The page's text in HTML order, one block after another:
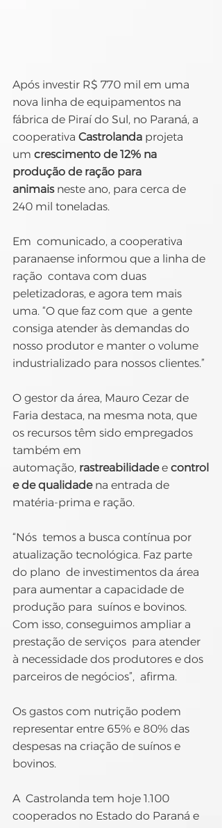
Após investir R$ 770 mil em uma
nova linha de equipamentos na
fábrica de Piraí do Sul, no Paraná, a
cooperativa Castrolanda projeta
um crescimento de 12% na
produção de ração para
animais neste ano, para cerca de
240 mil toneladas.
Em  comunicado, a cooperativa
paranaense informou que a linha de
ração  contava com duas
peletizadoras, e agora tem mais
uma. “O que faz com que  a gente
consiga atender às demandas do
nosso produtor e manter o volume
industrializado para nossos clientes.”
O gestor da área, Mauro Cezar de
Faria destaca, na mesma nota, que
os recursos têm sido empregados
também em
automação, rastreabilidade e control
e de qualidade na entrada de
matéria-prima e ração.
“Nós  temos a busca contínua por
atualização tecnológica. Faz parte
do plano  de investimentos da área
para aumentar a capacidade de
produção para  suínos e bovinos.
Com isso, conseguimos ampliar a
prestação de serviços  para atender
à necessidade dos produtores e dos
parceiros de negócios”,  afirma.
Os gastos com nutrição podem
representar entre 65% e 80% das
despesas na criação de suínos e
bovinos.
A  Castrolanda tem hoje 1.100
cooperados no Estado do Paraná e